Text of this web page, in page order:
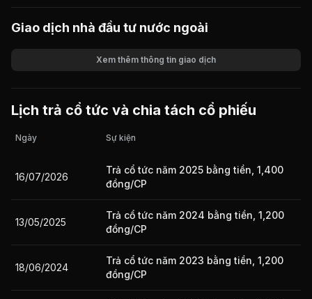
Giao dịch nhà đầu tư nước ngoài
Giá trị giao dịch
Xem thêm thông tin giao dịch
Lịch trả cổ tức và chia tách cổ phiếu
Ngày Sự kiện
16/07/2026
Trả cổ tức năm 2025 bằng tiền, 1,400
đồng/CP
13/05/2025
Trả cổ tức năm 2024 bằng tiền, 1,200
đồng/CP
18/06/2024
Trả cổ tức năm 2023 bằng tiền, 1,200
đồng/CP